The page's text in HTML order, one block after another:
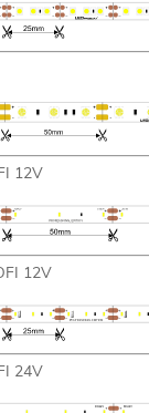
12V
12V
24V